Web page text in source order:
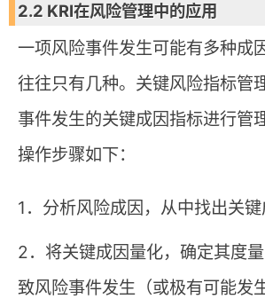
2.2 KRI在风险管理中的应用
一项风险事件发生可能有多种成
往往只有几种。关键风险指标管
事件发生的关键成因指标进行管
操作步骤如下：
1．分析风险成因，从中找出关键
2．将关键成因量化，确定其度
致风险事件发生（或极有可能发